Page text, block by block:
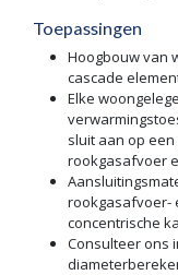
Toepassingen
Hoogbouw van
cascade
Elke
sluit aan op
rookgasafvoer
rookgasafvoer-
concentrische
Consulteer ons